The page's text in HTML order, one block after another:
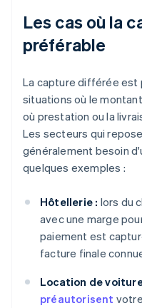
Les cas où la
préférable
La capture différée est
situations où le
où prestation ou la
Les secteurs qui
généralement besoin
quelques exemples :
Hôtellerie : lors du
avec une marge
paiement est
facture finale
Location de
préautorisent